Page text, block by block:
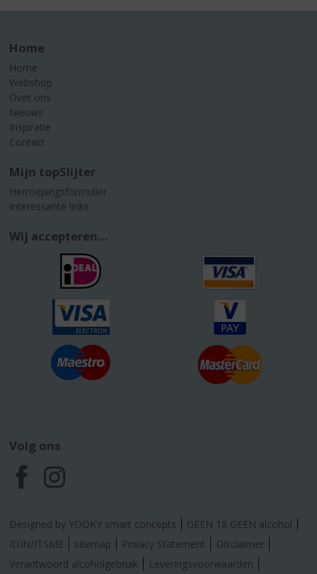
Home
Home
Webshop
Over ons
Nieuws
Inspiratie
Contact
Mijn topSlijter
Herroepingsformulier
Interessante links
Wij accepteren...
Volg ons
F
a
c
I
n
s
Designed by YOOKY smart concepts
GEEN 18 GEEN alcohol
IDIN/ITSME
sitemap Privacy Statement
Disclaimer
Verantwoord alcoholgebruik
Leveringsvoorwaarden